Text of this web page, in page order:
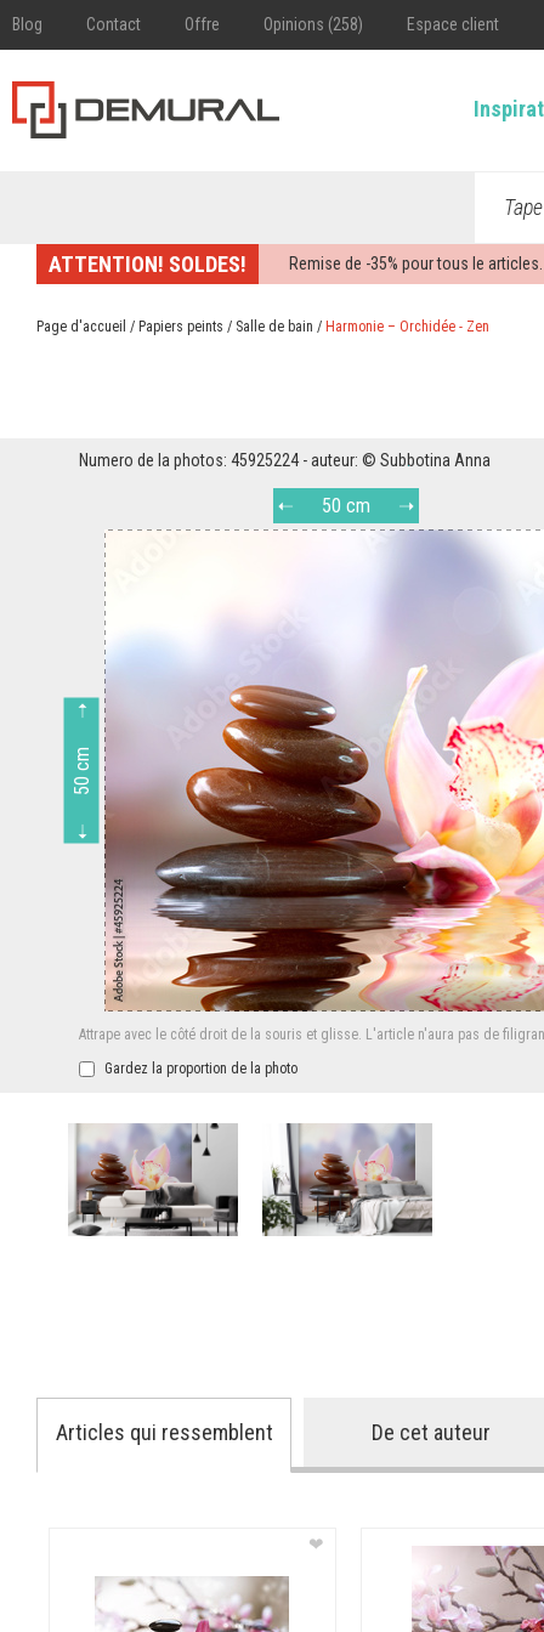
Blog Contact Offre Opinions (258) Espace client
ATTENTION! SOLDES! Remise de -35% pour tous le
Page d'accueil / Papiers peints / Salle de bain / Harmonie – Orchidée - Zen
Numero de la photos: 45925224 - auteur: © Subbotina Anna
50 cm
50 cm
Attrape avec le côté droit de la souris et glisse. L'article n'aura pas de
Gardez la proportion de la photo
Articles qui ressemblent De cet auteur
❤